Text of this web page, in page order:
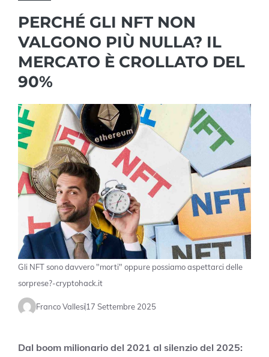
PERCHÉ GLI NFT NON
VALGONO PIÙ NULLA? IL
MERCATO È CROLLATO DEL
90%
Gli NFT sono davvero "morti" oppure possiamo aspettarci delle
sorprese?-cryptohack.it
Franco Vallesi17 Settembre 2025
Dal boom milionario del 2021 al silenzio del 2025: